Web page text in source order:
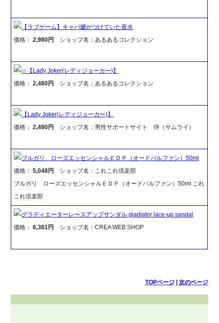
【ラブゲーム】キャバ嬢がつけていた香水
価格：2,980円 ショップ名：あるあるコレクション
☆【Lady Joker(レディジョーカー)】
価格：2,480円 ショップ名：あるあるコレクション
【Lady Joker(レディジョーカー)】
価格：2,480円 ショップ名：男性サポートサイト 侍（サムライ）
ブルガリ ローズエッセンシャルＥＤＰ（オードパルファン）50ml
価格：5,048円
ショップ名：これこれ倶楽部
ブルガリ ローズエッセンシャルＥＤＰ（オードパルファン）50ml これ
これ倶楽部
グラディエーターレースアップサンダル gladiator lace-up sandal
価格：6,381円 ショップ名：CREA WEB SHOP
TOPページ| 次のページ